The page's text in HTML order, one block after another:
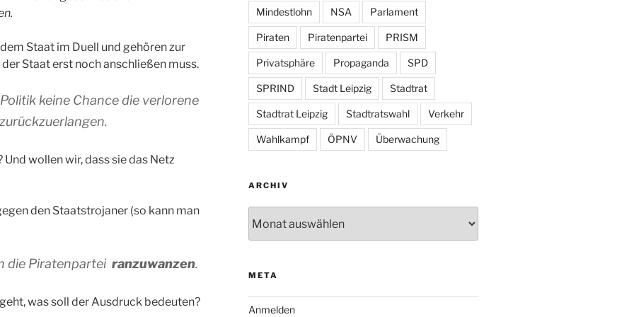
Staat im Duell und gehören zur
Staat erst noch anschließen muss.
keine Chance die verlorene
wollen wir, dass sie das Netz
den Staatstrojaner (so kann man
die Piratenpartei ranzuwanzen.
was soll der Ausdruck bedeuten?
Mindestlohn NSA Parlament
Piraten Piratenpartei PRISM
Privatsphäre Propaganda SPD
SPRIND Stadt Leipzig Stadtrat
Stadtrat Leipzig Stadtratswahl Verkehr
Wahlkampf ÖPNV Überwachung
ARCHIV
META
Anmelden